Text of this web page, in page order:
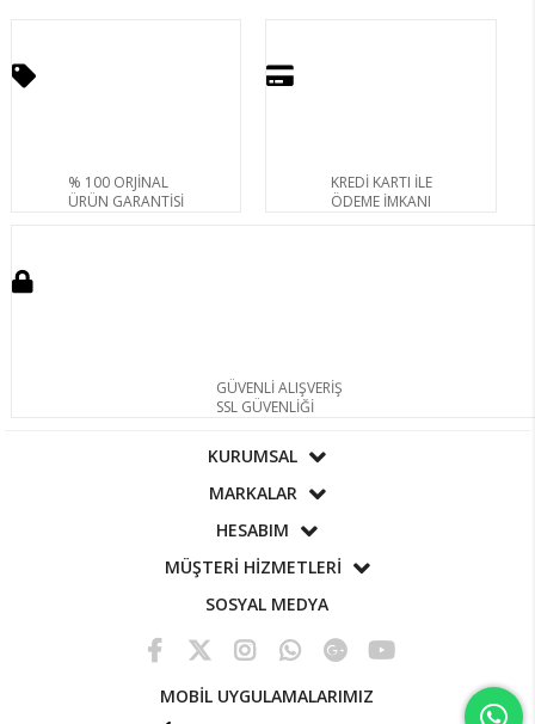
% 100 ORJİNAL
ÜRÜN GARANTİSİ
KREDİ KARTI İLE
ÖDEME İMKANI
GÜVENLİ ALIŞVERİŞ
SSL GÜVENLİĞİ
KURUMSAL
MARKALAR
HESABIM
MÜŞTERİ HİZMETLERİ
SOSYAL MEDYA
MOBİL UYGULAMALARIMIZ